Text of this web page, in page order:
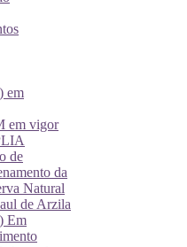
em
em vigor
de
da
Natural
de Arzila
Em